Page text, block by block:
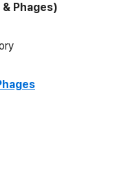
Phages)